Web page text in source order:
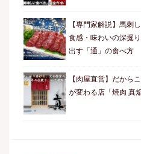
【専門家解説】馬刺
食感・味わいの深掘
出す「通」の食べ方
【肉屋直営】だから
が変わる店「焼肉 真焔